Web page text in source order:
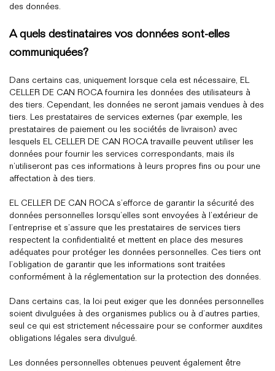
des données.
A quels destinataires vos données sont-elles
communiquées?
Dans certains cas, uniquement lorsque cela est nécessaire, EL
CELLER DE CAN ROCA fournira les données des utilisateurs à
des tiers. Cependant, les données ne seront jamais vendues à des
tiers. Les prestataires de services externes (par exemple, les
prestataires de paiement ou les sociétés de livraison) avec
lesquels EL CELLER DE CAN ROCA travaille peuvent utiliser les
données pour fournir les services correspondants, mais ils
n’utiliseront pas ces informations à leurs propres fins ou pour une
affectation à des tiers.
EL CELLER DE CAN ROCA s’efforce de garantir la sécurité des
données personnelles lorsqu’elles sont envoyées à l’extérieur de
l’entreprise et s’assure que les prestataires de services tiers
respectent la confidentialité et mettent en place des mesures
adéquates pour protéger les données personnelles. Ces tiers ont
l’obligation de garantir que les informations sont traitées
conformément à la réglementation sur la protection des données.
Dans certains cas, la loi peut exiger que les données personnelles
soient divulguées à des organismes publics ou à d’autres parties,
seul ce qui est strictement nécessaire pour se conformer auxdites
obligations légales sera divulgué.
Les données personnelles obtenues peuvent également être